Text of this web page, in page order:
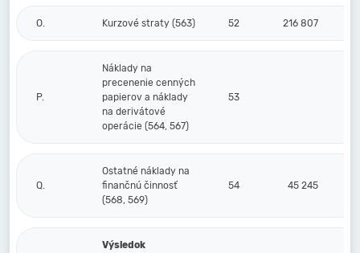
O. Kurzové straty (563) 52 216 807
P.
Náklady na
precenenie cenných
papierov a náklady
na derivátové
operácie (564, 567)
53
Q.
Ostatné náklady na
finančnú činnosť
(568, 569)
54 45 245
Výsledok